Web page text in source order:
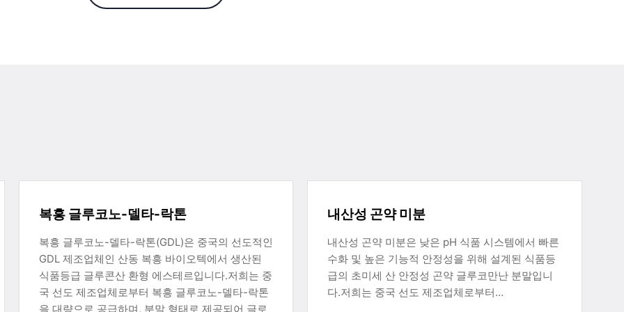
복흥 글루코노-델타-락톤
복흥 글루코노-델타-락톤(GDL)은 중국의 선도적인
GDL 제조업체인 산동 복흥 바이오텍에서 생산된
식품등급 글루콘산 환형 에스테르입니다.저희는 중
국 선도 제조업체로부터 복흥 글루코노-델타-락톤
을 대량으로 공급하며, 분말 형태로 제공되어 글로
내산성 곤약 미분
내산성 곤약 미분은 낮은 pH 식품 시스템에서 빠른
수화 및 높은 기능적 안정성을 위해 설계된 식품등
급의 초미세 산 안정성 곤약 글루코만난 분말입니
다.저희는 중국 선도 제조업체로부터…